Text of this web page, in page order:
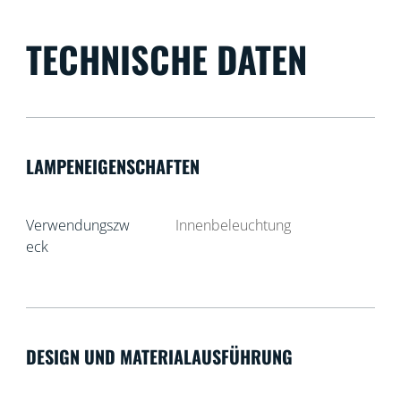
TECHNISCHE DATEN
LAMPENEIGENSCHAFTEN
Verwendungszw
eck
Innenbeleuchtung
DESIGN UND MATERIALAUSFÜHRUNG